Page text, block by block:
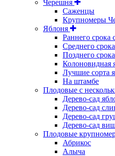
Черешня
Саженцы
Крупномеры
Яблоня
Раннего срока
Среднего
Позднего
Колоновидная
Лучшие сорта
На штамбе
Плодовые с
Дерево-сад
Дерево-сад
Дерево-сад
Дерево-сад
Плодовые
Абрикос
Алыча